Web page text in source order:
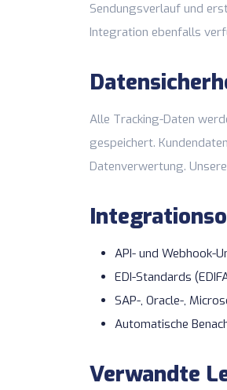
Sendungsverlauf und
Integration ebenfalls
Alle Tracking-Daten
gespeichert.
Datenverwertung. Unsere
API- und Webhook-
EDI-Standards
SAP-, Oracle-,
Automatische
Verwandte